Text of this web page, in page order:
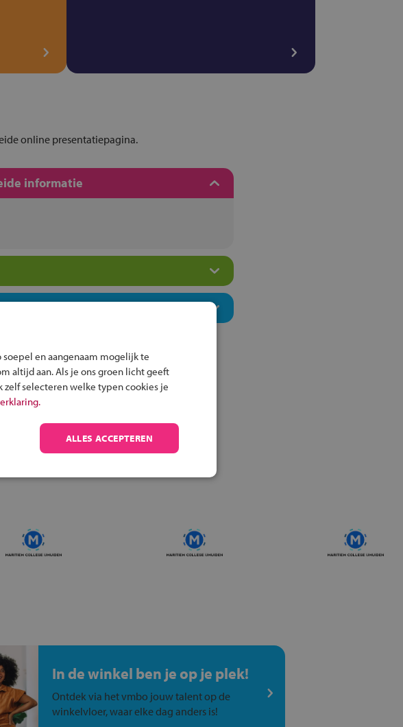
online presentatiepagina.
informatie
te melden bij
In de winkel ben je op je plek!
Ontdek via het vmbo jouw talent op de
winkelvloer, waar elke dag anders is!
en aangenaam mogelijk te
altijd aan. Als je ons groen licht geeft
zelf selecteren welke typen cookies je
ALLES ACCEPTEREN